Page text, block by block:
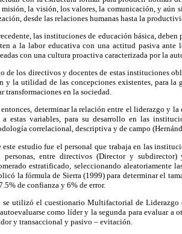
la visión, los valores, la comunicación, y aún
desde las relaciones humanas hasta la
las instituciones de educación básica,
a la labor educativa con una actitud pasiva ante
con una cultura proactiva caracterizada por la
de los directivos y docentes de estas instituciones
y la utilidad de las concepciones existentes, para la
transformaciones en la sociedad.
entonces, determinar la relación entre el liderazgo y
estas variables, para su desarrollo en las
correlacional, descriptiva y de campo
estudio fue el personal que trabaja en las
personas, entre directivos (Director y
estratificado, seleccionando aleatoriamente
la fórmula de Sierra (1999) para determinar el
de confianza y 6% de error.
se utilizó el cuestionario Multifactorial de
como líder y la segunda para evaluar a
y transaccional y pasivo – evitación.